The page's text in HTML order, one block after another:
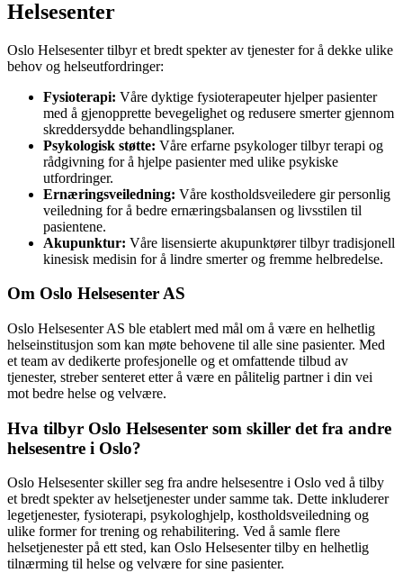
Helsesenter
Oslo Helsesenter tilbyr et bredt spekter av tjenester for å dekke ulike
behov og helseutfordringer:
Fysioterapi: Våre dyktige fysioterapeuter hjelper pasienter
med å gjenopprette bevegelighet og redusere smerter gjennom
skreddersydde behandlingsplaner.
Psykologisk støtte: Våre erfarne psykologer tilbyr terapi og
rådgivning for å hjelpe pasienter med ulike psykiske
utfordringer.
Ernæringsveiledning: Våre kostholdsveiledere gir personlig
veiledning for å bedre ernæringsbalansen og livsstilen til
pasientene.
Akupunktur: Våre lisensierte akupunktører tilbyr tradisjonell
kinesisk medisin for å lindre smerter og fremme helbredelse.
Om Oslo Helsesenter AS
Oslo Helsesenter AS ble etablert med mål om å være en helhetlig
helseinstitusjon som kan møte behovene til alle sine pasienter. Med
et team av dedikerte profesjonelle og et omfattende tilbud av
tjenester, streber senteret etter å være en pålitelig partner i din vei
mot bedre helse og velvære.
Hva tilbyr Oslo Helsesenter som skiller det fra andre
helsesentre i Oslo?
Oslo Helsesenter skiller seg fra andre helsesentre i Oslo ved å tilby
et bredt spekter av helsetjenester under samme tak. Dette inkluderer
legetjenester, fysioterapi, psykologhjelp, kostholdsveiledning og
ulike former for trening og rehabilitering. Ved å samle flere
helsetjenester på ett sted, kan Oslo Helsesenter tilby en helhetlig
tilnærming til helse og velvære for sine pasienter.